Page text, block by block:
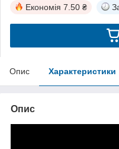
Економія 7.50 ₴
Опис Характеристики
Опис